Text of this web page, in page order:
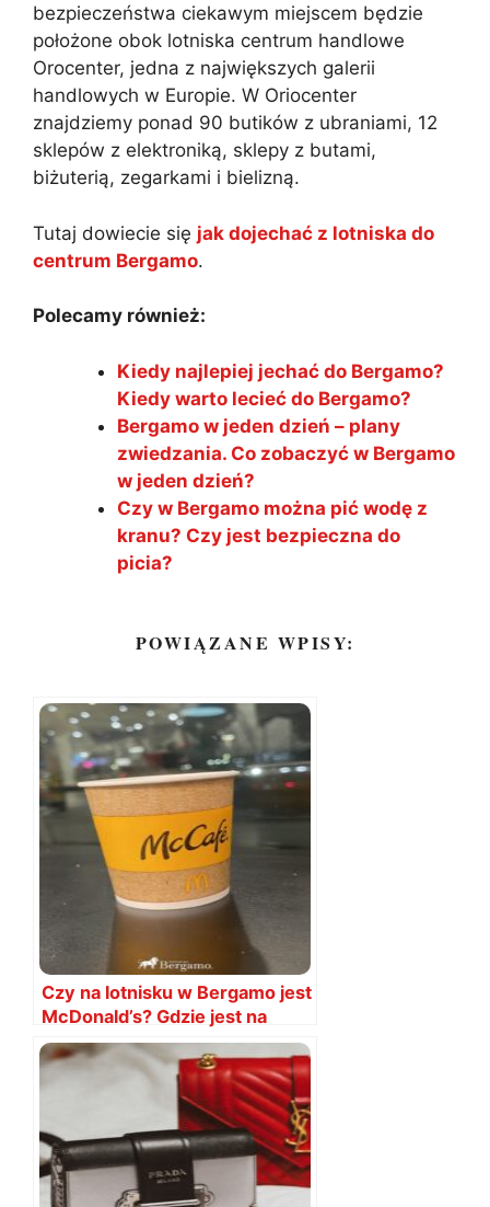
bezpieczeństwa ciekawym miejscem będzie
położone obok lotniska centrum handlowe
Orocenter, jedna z największych galerii
handlowych w Europie. W Oriocenter
znajdziemy ponad 90 butików z ubraniami, 12
sklepów z elektroniką, sklepy z butami,
biżuterią, zegarkami i bielizną.
Tutaj dowiecie się jak dojechać z lotniska do
centrum Bergamo.
Polecamy również:
Kiedy najlepiej jechać do Bergamo?
Kiedy warto lecieć do Bergamo?
Bergamo w jeden dzień – plany
zwiedzania. Co zobaczyć w Bergamo
w jeden dzień?
Czy w Bergamo można pić wodę z
kranu? Czy jest bezpieczna do
picia?
POWIĄZANE WPISY:
Czy na lotnisku w Bergamo jest
McDonald’s? Gdzie jest na
lotnisku?